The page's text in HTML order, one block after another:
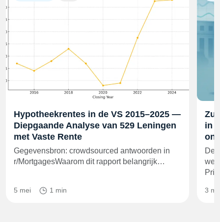
Hypotheekrentes in de VS 2015–2025 —
Diepgaande Analyse van 529 Leningen
met Vaste Rente
Gegevensbron: crowdsourced antwoorden in
r/MortgagesWaarom dit rapport belangrijk…
5 mei 1 min
in
De
3